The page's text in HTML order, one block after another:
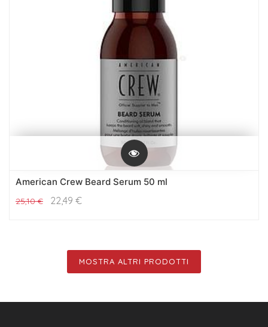
American Crew Beard Serum 50 ml
25,10€ 22,49 €
MOSTRA ALTRI PRODOTTI